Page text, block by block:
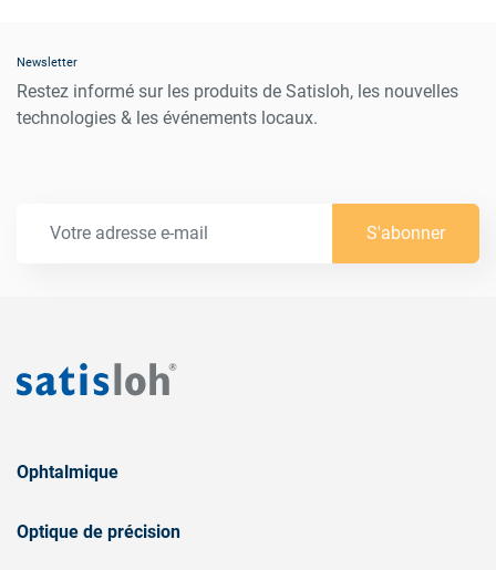
Newsletter
Restez informé sur les produits de Satisloh, les nouvelles
technologies & les événements locaux.
S'abonner
Ophtalmique
Optique de précision